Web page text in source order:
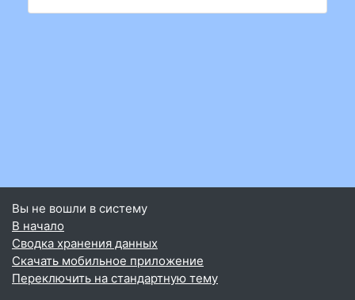
Вы не вошли в систему
В начало
Сводка хранения данных
Скачать мобильное приложение
Переключить на стандартную тему